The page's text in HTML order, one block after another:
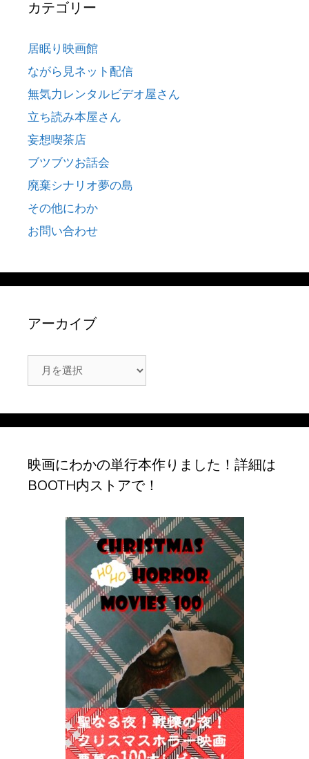
カテゴリー
居眠り映画館
ながら見ネット配信
無気力レンタルビデオ屋さん
立ち読み本屋さん
妄想喫茶店
ブツブツお話会
廃棄シナリオ夢の島
その他にわか
お問い合わせ
アーカイブ
ー
映画にわかの単行本作りました！詳細は
BOOTH内ストアで！